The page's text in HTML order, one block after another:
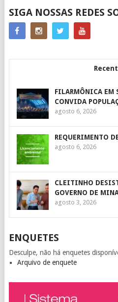
SIGA NOSSAS REDES
FILARMÔNICA EM
CONVIDA
agosto 6, 2026
REQUERIMENTO
agosto 6, 2026
CLEITINHO
GOVERNO DE
agosto 3, 2026
ENQUETES
Desculpe, não há enquetes
Arquivo de enquete